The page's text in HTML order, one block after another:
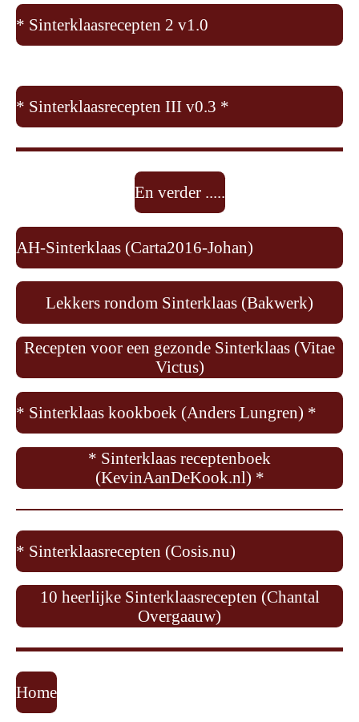
* Sinterklaasrecepten 2 v1.0
* Sinterklaasrecepten III v0.3 *
En verder .....
AH-Sinterklaas (Carta2016-Johan)
Lekkers rondom Sinterklaas (Bakwerk)
Recepten voor een gezonde Sinterklaas (Vitae
Victus)
* Sinterklaas kookboek (Anders Lungren) *
* Sinterklaas receptenboek
(KevinAanDeKook.nl) *
* Sinterklaasrecepten (Cosis.nu)
10 heerlijke Sinterklaasrecepten (Chantal
Overgaauw)
Home